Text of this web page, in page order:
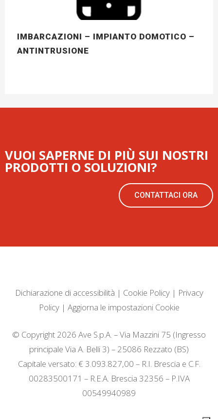
IMBARCAZIONI – IMPIANTO DOMOTICO –
ANTINTRUSIONE
VUOI SAPERNE DI PIÙ SUI NOSTRI
PRODOTTI O SOLUZIONI?
CONTATTACI ORA
Dichiarazione di accessibilità | Cookie Policy| Privacy
Policy| Aggiorna le impostazioni Cookie
© Copyright 2026 Ave S.p.A. – Via Mazzini 75 (Ingresso
principale Via A. Belli 3) – 25086 Rezzato (BS)
Capitale versato: € 3.093.827,00 – R.I. Brescia e C.F.
00283500171 – R.E.A. Brescia 32356 – P.IVA
00549940989